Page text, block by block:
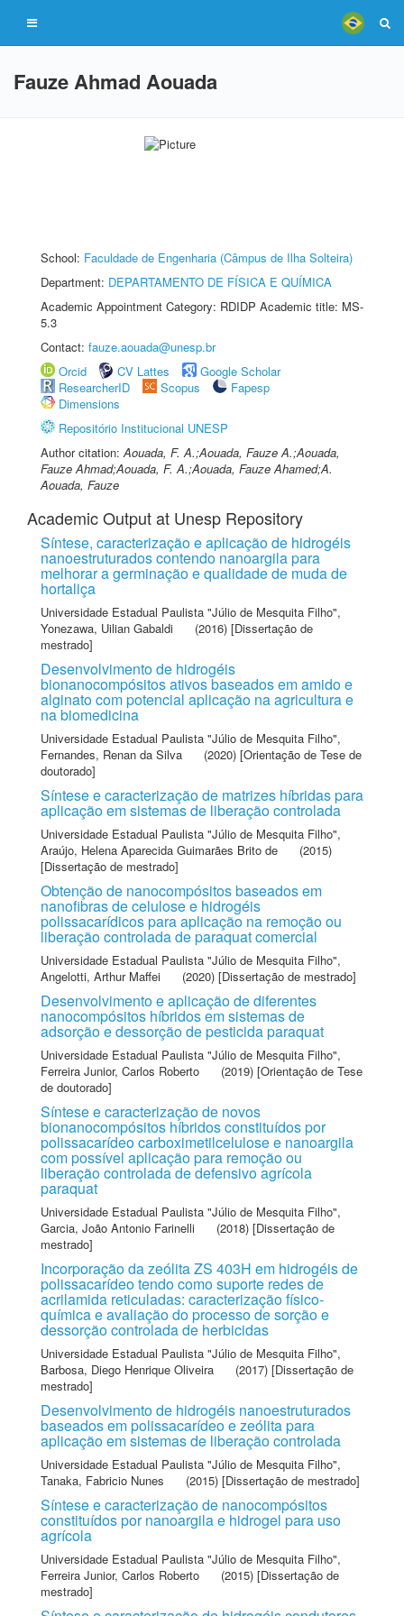
Fauze Ahmad Aouada
School: Faculdade de Engenharia (Câmpus de Ilha Solteira)
Department: DEPARTAMENTO DE FÍSICA E QUÍMICA
Academic Appointment Category: RDIDP Academic title: MS-
5.3
Contact: fauze.aouada@unesp.br
Orcid
CV Lattes
Google Scholar
ResearcherID
Scopus
Fapesp
Dimensions
Repositório Institucional UNESP
Author citation:Aouada, F. A.;Aouada, Fauze A.;Aouada,
Fauze Ahmad;Aouada, F. A.;Aouada, Fauze Ahamed;A.
Aouada, Fauze
Academic Output at Unesp Repository
Síntese, caracterização e aplicação de hidrogéis
nanoestruturados contendo nanoargila para
melhorar a germinação e qualidade de muda de
hortaliça
Universidade Estadual Paulista "Júlio de Mesquita Filho",
Yonezawa, Uilian Gabaldi
(2016) [Dissertação de
mestrado]
Desenvolvimento de hidrogéis
bionanocompósitos ativos baseados em amido e
alginato com potencial aplicação na agricultura e
na biomedicina
Universidade Estadual Paulista "Júlio de Mesquita Filho",
Fernandes, Renan da Silva
(2020) [Orientação de Tese de
doutorado]
Síntese e caracterização de matrizes híbridas para
aplicação em sistemas de liberação controlada
Universidade Estadual Paulista "Júlio de Mesquita Filho",
Araújo, Helena Aparecida Guimarães Brito de
(2015)
[Dissertação de mestrado]
Obtenção de nanocompósitos baseados em
nanofibras de celulose e hidrogéis
polissacarídicos para aplicação na remoção ou
liberação controlada de paraquat comercial
Universidade Estadual Paulista "Júlio de Mesquita Filho",
Angelotti, Arthur Maffei
(2020) [Dissertação de mestrado]
Desenvolvimento e aplicação de diferentes
nanocompósitos híbridos em sistemas de
adsorção e dessorção de pesticida paraquat
Universidade Estadual Paulista "Júlio de Mesquita Filho",
Ferreira Junior, Carlos Roberto
(2019) [Orientação de Tese
de doutorado]
Síntese e caracterização de novos
bionanocompósitos híbridos constituídos por
polissacarídeo carboximetilcelulose e nanoargila
com possível aplicação para remoção ou
liberação controlada de defensivo agrícola
paraquat
Universidade Estadual Paulista "Júlio de Mesquita Filho",
Garcia, João Antonio Farinelli
(2018) [Dissertação de
mestrado]
Incorporação da zeólita ZS 403H em hidrogéis de
polissacarídeo tendo como suporte redes de
acrilamida reticuladas: caracterização físico-
química e avaliação do processo de sorção e
dessorção controlada de herbicidas
Universidade Estadual Paulista "Júlio de Mesquita Filho",
Barbosa, Diego Henrique Oliveira
(2017) [Dissertação de
mestrado]
Desenvolvimento de hidrogéis nanoestruturados
baseados em polissacarídeo e zeólita para
aplicação em sistemas de liberação controlada
Universidade Estadual Paulista "Júlio de Mesquita Filho",
Tanaka, Fabricio Nunes
(2015) [Dissertação de mestrado]
Síntese e caracterização de nanocompósitos
constituídos por nanoargila e hidrogel para uso
agrícola
Universidade Estadual Paulista "Júlio de Mesquita Filho",
Ferreira Junior, Carlos Roberto
(2015) [Dissertação de
mestrado]